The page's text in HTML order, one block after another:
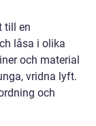
till en
låsa i olika
och material
vridna lyft.
och